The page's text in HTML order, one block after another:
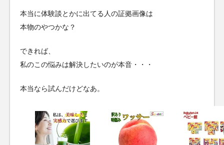
本当に体験談とかに出てる人の証拠画像は
本物のやつかな？
できれば、
私のこの悩みは解決したいのが本音・・・
本当なら試んだけどなあ。